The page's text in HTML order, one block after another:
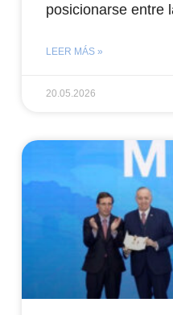
posicionarse entre
LEER MÁS »
20.05.2026